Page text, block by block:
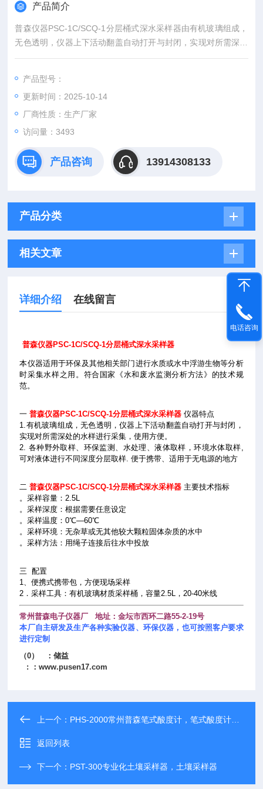
产品简介
普森仪器PSC-1C/SCQ-1分层桶式深水采样器由有机玻璃组成，
无色透明，仪器上下活动翻盖自动打开与封闭，实现对所需深处
的水样进行采集，使用方便。
产品型号：
更新时间：2025-10-14
厂商性质：生产厂家
访问量：3493
产品咨询 13914308133
产品分类
相关文章
详细介绍 在线留言
普森仪器PSC-1C/SCQ-1分层桶式深水采样器
本仪器适用于环保及其他相关部门进行水质或水中浮游生物等分析
时采集水样之用。符合国家《水和废水监测分析方法》的技术规
范。
一 普森仪器PSC-1C/SCQ-1分层桶式深水采样器 仪器特点
1.有机玻璃组成，无色透明，仪器上下活动翻盖自动打开与封闭，
实现对所需深处的水样进行采集，使用方便。
2. 各种野外取样、环保监测、水处理、液体取样，环境水体取样,
可对液体进行不同深度分层取样. 便于携带、适用于无电源的地方
二 普森仪器PSC-1C/SCQ-1分层桶式深水采样器 主要技术指标
。采样容量：2.5L
。采样深度：根据需要任意设定
。采样温度：0℃—60℃
。采样环境：无杂草或无其他较大颗粒固体杂质的水中
。采样方法：用绳子连接后往水中投放
三
配置
1、便携式携带包，方便现场采样
2．采样工具：有机玻璃材质采样桶，容量2.5L，20-40米线
常州普森电子仪器厂 地址：金坛市西环二路55-2-19号
本厂自主研发及生产各种实验仪器、环保仪器，也可按照客户要求
进行定制
（0） ：储益
: ：www.pusen17.com
上一个： PHS-2000常州普森笔式酸度计，笔式酸度计生产厂家
返回列表
下一个： PST-300专业化土壤采样器，土壤采样器
电话咨询